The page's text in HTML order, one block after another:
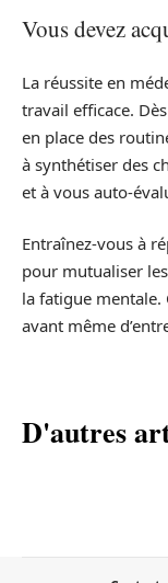
Vous devez
La réussite en
travail efficace.
en place des
à synthétiser des
et à vous auto-
Entraînez-vous à
pour mutualiser
la fatigue mentale.
avant même
D'autres